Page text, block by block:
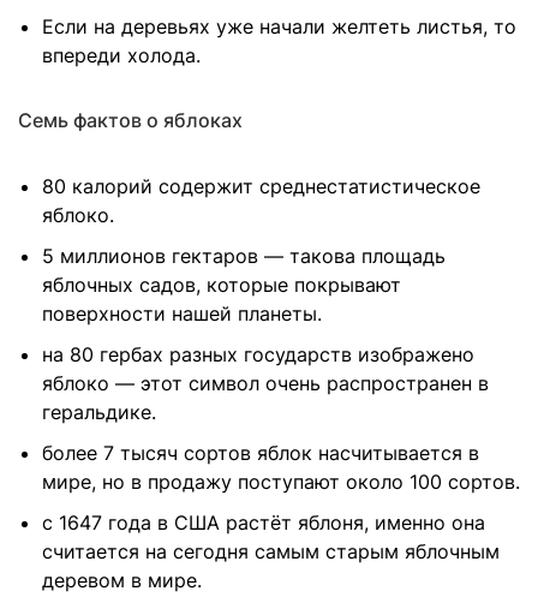
Если на деревьях уже начали желтеть листья, то
впереди холода.
Семь фактов о яблоках
80 калорий содержит среднестатистическое
яблоко.
5 миллионов гектаров — такова площадь
яблочных садов, которые покрывают
поверхности нашей планеты.
на 80 гербах разных государств изображено
яблоко — этот символ очень распространен в
геральдике.
более 7 тысяч сортов яблок насчитывается в
мире, но в продажу поступают около 100 сортов.
с 1647 года в США растёт яблоня, именно она
считается на сегодня самым старым яблочным
деревом в мире.